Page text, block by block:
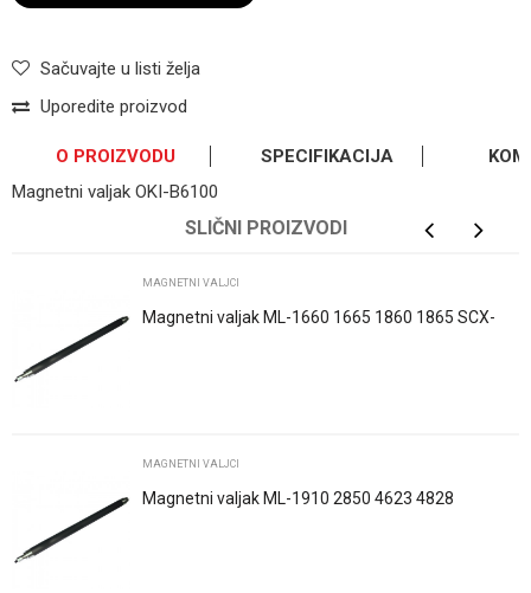
Sačuvajte u listi želja
Uporedite proizvod
O PROIZVODU SPECIFIKACIJA
Magnetni valjak OKI-B6100
Magnetni valjci
SLIČNI PROIZVODI
MAGNETNI VALJCI
Magnetni valjak ML-1660 1665 1860 1865 SCX-
MAGNETNI VALJCI
Magnetni valjak ML-1910 2850 4623 4828